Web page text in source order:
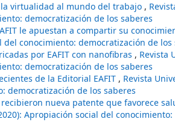
la virtualidad al mundo del trabajo ,
democratización de los saberes
le apuestan a compartir su
del conocimiento: democratización de los
por EAFIT con nanofibras , Revista
democratización de los saberes
de la Editorial EAFIT , Revista
democratización de los saberes
recibieron nueva patente que favorece
Apropiación social del